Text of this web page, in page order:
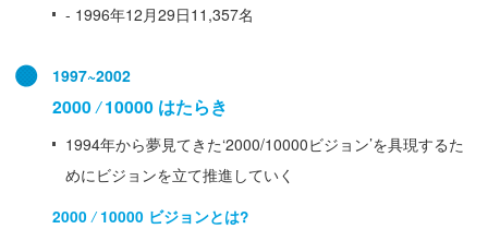
- 1996年12月29日11,357名
1997~2002
2000/10000 はたらき
1994年から夢見てきた‘2000/10000ビジョン’を具現するた
めにビジョンを立て推進していく
2000/10000 ビジョンとは?